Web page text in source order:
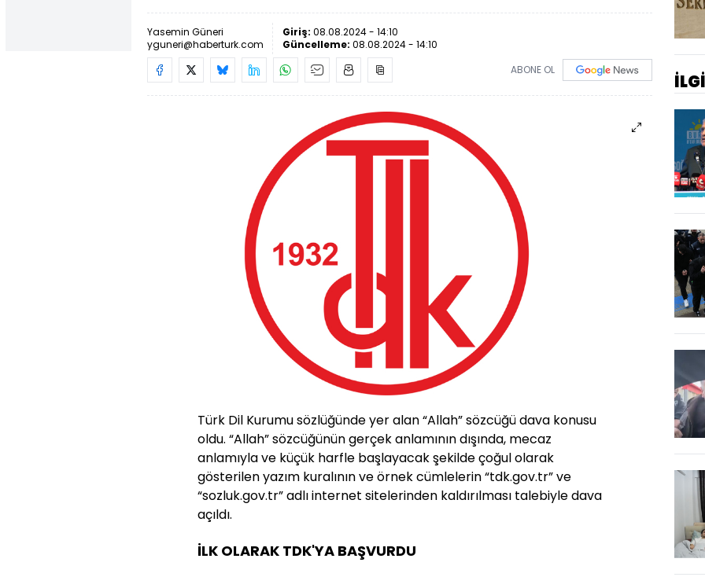
Yasemin Güneri
yguneri@haberturk.com
Giriş: 08.08.2024 - 14:10
Güncelleme: 08.08.2024 - 14:10
ABONE OL
Türk Dil Kurumu sözlüğünde yer alan “Allah” sözcüğü dava konusu
oldu. “Allah” sözcüğünün gerçek anlamının dışında, mecaz
anlamıyla ve küçük harfle başlayacak şekilde çoğul olarak
gösterilen yazım kuralının ve örnek cümlelerin “tdk.gov.tr” ve
“sozluk.gov.tr” adlı internet sitelerinden kaldırılması talebiyle dava
açıldı.
İLK OLARAK TDK'YA BAŞVURDU